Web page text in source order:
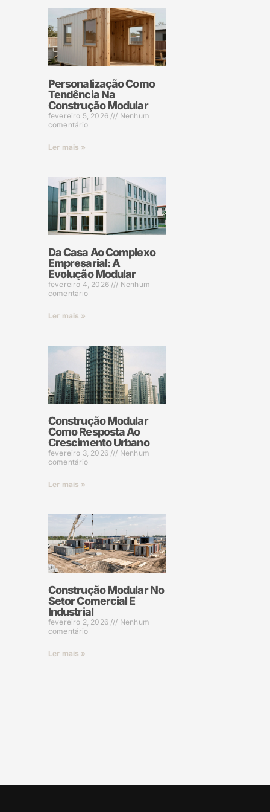
Personalização Como
Tendência Na
Construção Modular
fevereiro 5, 2026
Nenhum
comentário
Ler mais »
Da Casa Ao Complexo
Empresarial: A
Evolução Modular
fevereiro 4, 2026
Nenhum
comentário
Ler mais »
Construção Modular
Como Resposta Ao
Crescimento Urbano
fevereiro 3, 2026
Nenhum
comentário
Ler mais »
Construção Modular No
Setor Comercial E
Industrial
fevereiro 2, 2026
Nenhum
comentário
Ler mais »